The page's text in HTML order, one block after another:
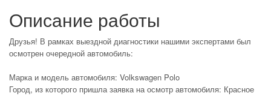
Описание работы
Друзья! В рамках выездной диагностики нашими экспертами был
осмотрен очередной автомобиль:
Марка и модель автомобиля: Volkswagen Polo
Город, из которого пришла заявка на осмотр автомобиля: Красное